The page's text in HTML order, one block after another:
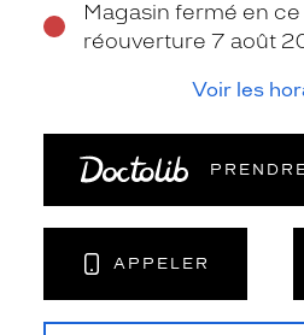
Magasin fermé en
réouverture 7 août
Voir les
APPELER